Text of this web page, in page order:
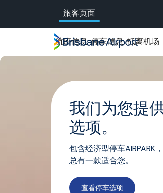
main
旅客页面
航班信息 停车信息 抵离机场
我们为您提
选项。
包含经济型停车AIRPARK
总有一款适合您。
查看停车选项